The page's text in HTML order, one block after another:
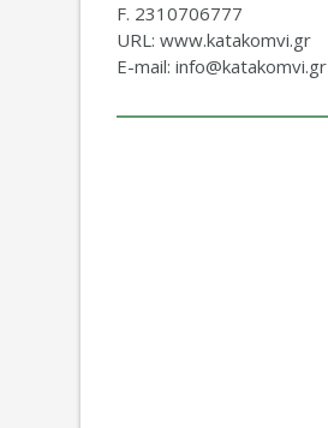
F. 2310706777
URL: www.katakomvi.gr
E-mail: info@katakomvi.gr